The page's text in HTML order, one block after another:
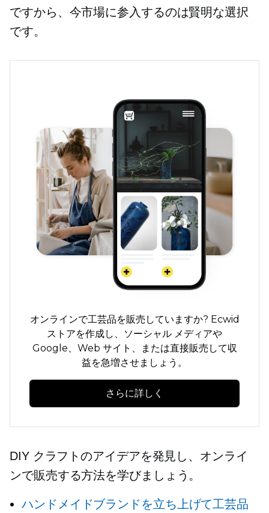
ですから、今市場に参入するのは賢明な選択
です。
オンラインで工芸品を販売していますか? Ecwid
ストアを作成し、ソーシャル メディアや
Google、Web サイト、または直接販売して収
益を急増させましょう。
さらに詳しく
DIY クラフトのアイデアを発見し、オンライ
ンで販売する方法を学びましょう。
ハンドメイドブランドを立ち上げて工芸品